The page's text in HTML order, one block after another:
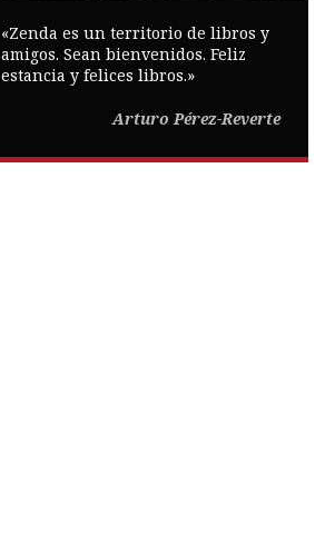
«Zenda es un territorio de libros y
amigos. Sean bienvenidos. Feliz
estancia y felices libros.»
Arturo Pérez-Reverte